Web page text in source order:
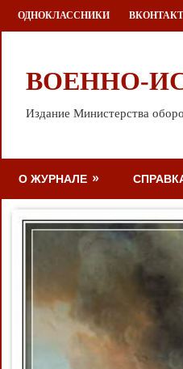
Перейти
к
ОДНОКЛАССНИКИ
ВОЕННО-
Издание Министерства
О ЖУРНАЛЕ